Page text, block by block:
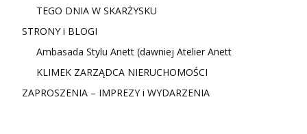
TEGO DNIA W SKARŻYSKU
STRONY i BLOGI
Ambasada Stylu Anett (dawniej Atelier Anett
KLIMEK ZARZĄDCA NIERUCHOMOŚCI
ZAPROSZENIA – IMPREZY i WYDARZENIA